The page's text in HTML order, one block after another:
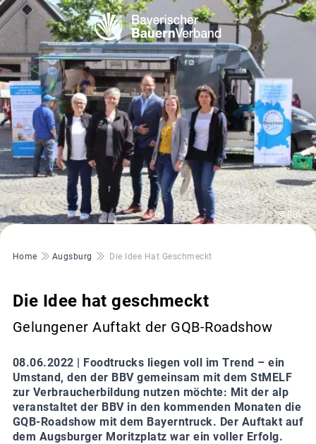
© BBV
Pfadnavigation
Home Augsburg Die Idee Hat Geschmeckt
Die Idee hat geschmeckt
Gelungener Auftakt der GQB-Roadshow
08.06.2022 | Foodtrucks liegen voll im Trend – ein
Umstand, den der BBV gemeinsam mit dem StMELF
zur Verbraucherbildung nutzen möchte: Mit der alp
veranstaltet der BBV in den kommenden Monaten die
GQB-Roadshow mit dem Bayerntruck. Der Auftakt auf
dem Augsburger Moritzplatz war ein voller Erfolg.